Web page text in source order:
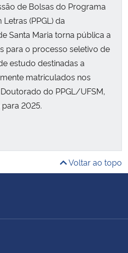
de Bolsas do Programa
(PPGL) da
Santa Maria torna pública a
para o processo seletivo de
estudo destinadas a
matriculados nos
do PPGL/UFSM,
2025.
Voltar ao topo